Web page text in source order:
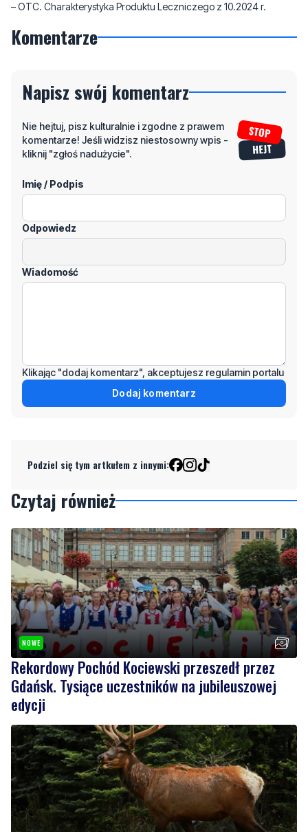
– OTC. Charakterystyka Produktu Leczniczego z 10.2024 r.
Komentarze
Napisz swój komentarz
Nie hejtuj, pisz kulturalnie i zgodne z prawem
komentarze! Jeśli widzisz niestosowny wpis -
kliknij "zgłoś nadużycie".
Imię / Podpis
Odpowiedz
Wiadomość
Klikając "dodaj komentarz", akceptujesz regulamin portalu
Dodaj komentarz
Podziel się tym artkułem z innymi:
Czytaj również
NOWE
Rekordowy Pochód Kociewski przeszedł przez
Gdańsk. Tysiące uczestników na jubileuszowej
edycji